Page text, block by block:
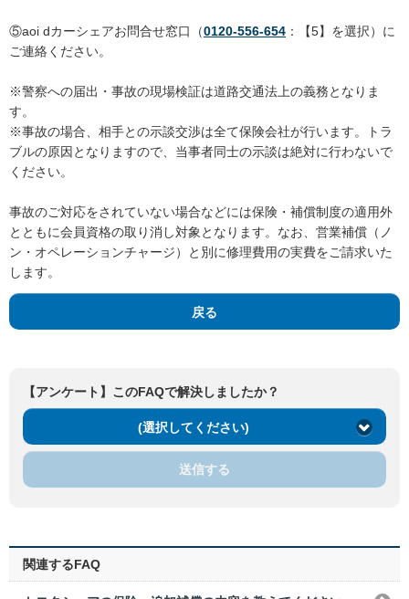
⑤aoi dカーシェアお問合せ窓口（0120-556-654 ：【5】を選択）に
ご連絡ください。
※警察への届出・事故の現場検証は道路交通法上の義務となりま
す。
※事故の場合、相手との示談交渉は全て保険会社が行います。トラ
ブルの原因となりますので、当事者同士の示談は絶対に行わないで
ください。
事故のご対応をされていない場合などには保険・補償制度の適用外
とともに会員資格の取り消し対象となります。なお、営業補償（ノ
ン・オペレーションチャージ）と別に修理費用の実費をご請求いた
します。
戻る
【アンケート】このFAQで解決しましたか？
(選択してください)
送信する
関連するFAQ